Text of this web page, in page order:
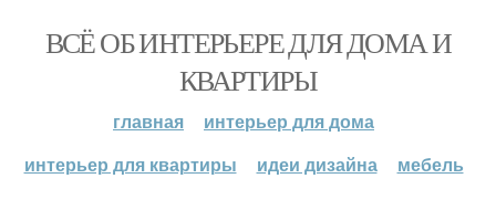
ВСЁ ОБ ИНТЕРЬЕРЕ ДЛЯ ДОМА И
КВАРТИРЫ
главная
интерьер для дома
интерьер для квартиры
идеи дизайна мебель